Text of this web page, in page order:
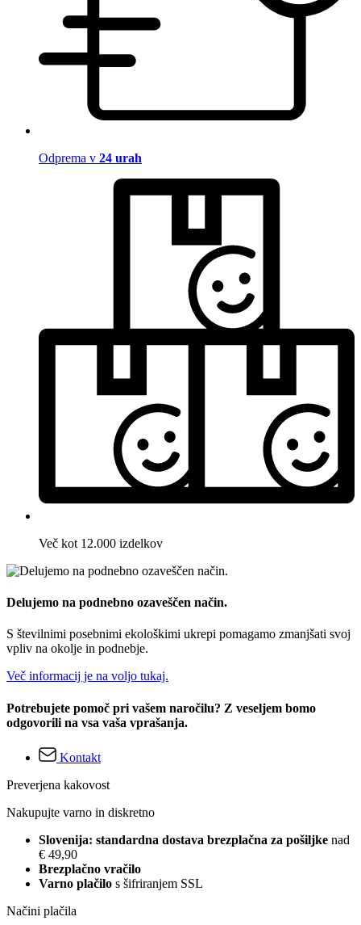
Odprema v 24 urah
Več kot 12.000 izdelkov
Delujemo na podnebno ozaveščen način.
S številnimi posebnimi ekološkimi ukrepi pomagamo zmanjšati svoj
vpliv na okolje in podnebje.
Več informacij je na voljo tukaj.
Potrebujete pomoč pri vašem naročilu? Z veseljem bomo
odgovorili na vsa vaša vprašanja.
Kontakt
Preverjena kakovost
Nakupujte varno in diskretno
Slovenija: standardna dostava brezplačna za pošiljke nad
€ 49,90
Brezplačno vračilo
Varno plačilo s šifriranjem SSL
Načini plačila